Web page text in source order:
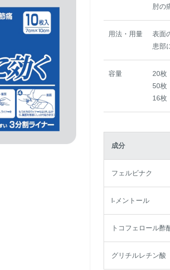
肘の
用法・用量
表面
患部
容量
20枚
50枚
16枚
成分
フェルビナク
l-メントール
トコフェロール酢
グリチルレチン酸